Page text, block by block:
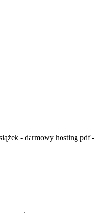
- darmowy hosting pdf -